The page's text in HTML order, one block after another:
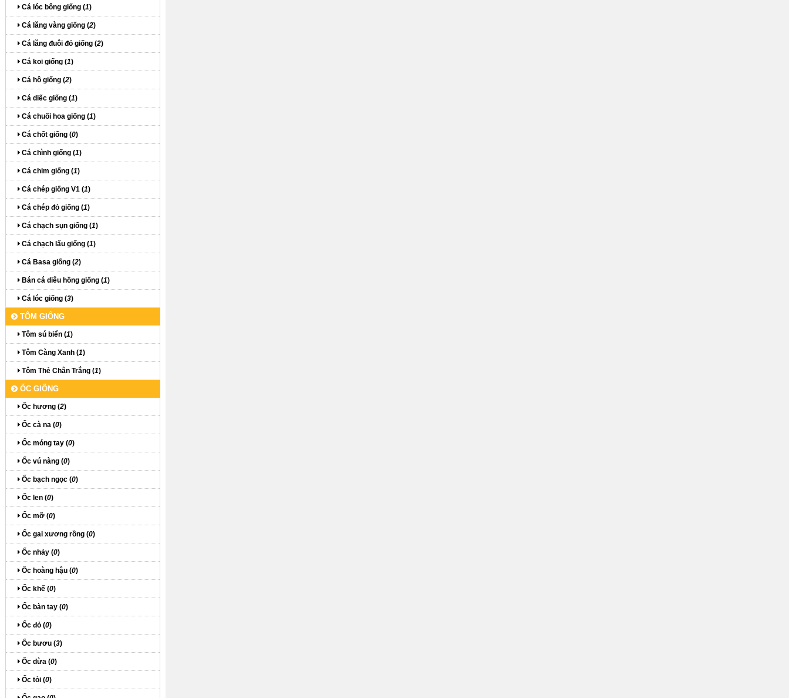
Cá lóc bông giống (1)
Cá lăng vàng giống (2)
Cá lăng đuôi đỏ giống (2)
Cá koi giống (1)
Cá hô giống (2)
Cá diếc giống (1)
Cá chuối hoa giống (1)
Cá chốt giống (0)
Cá chình giống (1)
Cá chim giống (1)
Cá chép giống V1 (1)
Cá chép đỏ giống (1)
Cá chạch sụn giống (1)
Cá chạch lấu giống (1)
Cá Basa giống (2)
Bán cá diêu hồng giống (1)
Cá lóc giống (3)
TÔM GIỐNG
Tôm sú biển (1)
Tôm Càng Xanh (1)
Tôm Thẻ Chân Trắng (1)
ỐC GIỐNG
Ốc hương (2)
Ốc cà na (0)
Ốc móng tay (0)
Ốc vú nàng (0)
Ốc bạch ngọc (0)
Ốc len (0)
Ốc mỡ (0)
Ốc gai xương rồng (0)
Ốc nhảy (0)
Ốc hoàng hậu (0)
Ốc khế (0)
Ốc bàn tay (0)
Ốc đỏ (0)
Ốc bươu (3)
Ốc dừa (0)
Ốc tỏi (0)